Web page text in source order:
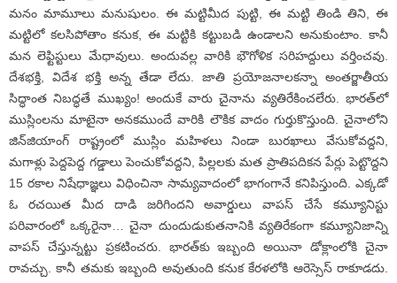
మనం మామూలు మనుషులం. ఈ మట్టిమీద పుట్టి, ఈ మట్టి తిండి తిని, ఈ
మట్టిలో కలసిపోతాం కనుక, ఈ మట్టికి కట్టుబడి ఉండాలని అనుకుంటాం. కానీ
మన లెఫ్టిస్టులు మేధావులు. అందువల్ల వారికి భౌగోళిక సరిహద్దులు వర్తించవు.
దేశభక్తి, విదేశ భక్తి అన్న తేడా లేదు. జాతి ప్రయోజనాలకన్నా అంతర్జాతీయ
సిద్ధాంత నిబద్ధతే ముఖ్యం! అందుకే వారు చైనాను వ్యతిరేకించలేరు. భారత్‌లో
ముస్లింలను మాటైనా అనకముందే వారికి లౌకిక వాదం గుర్తుకొస్తుంది. చైనాలోని
జిన్‌జియాంగ్‌ రాష్ట్రంలో ముస్లిం మహిళలు నిండా బురఖాలు వేసుకోవద్దని,
మగాళ్లు పెద్దపెద్ద గడ్డాలు పెంచుకోవద్దని, పిల్లలకు మత ప్రాతిపదికన పేర్లు పెట్టొద్దని
15 రకాల నిషేధాజ్ఞలు విధించినా సామ్యవాదంలో భాగంగానే కనిపిస్తుంది. ఎక్కడో
ఓ రచయిత మీద దాడి జరిగిందని అవార్డులు వాపస్‌ చేసే కమ్యూనిస్టు
పరివారంలో ఒక్కరైనా… చైనా దుందుడుకుతనానికి వ్యతిరేకంగా కమ్యూనిజాన్ని
వాపస్‌ చేస్తున్నట్టు ప్రకటించరు. భారత్‌కు ఇబ్బంది అయినా డోక్లాంలోకి చైనా
రావచ్చు. కానీ తమకు ఇబ్బంది అవుతుంది కనుక కేరళలోకి ఆరెస్సెస్‌ రాకూడదు.